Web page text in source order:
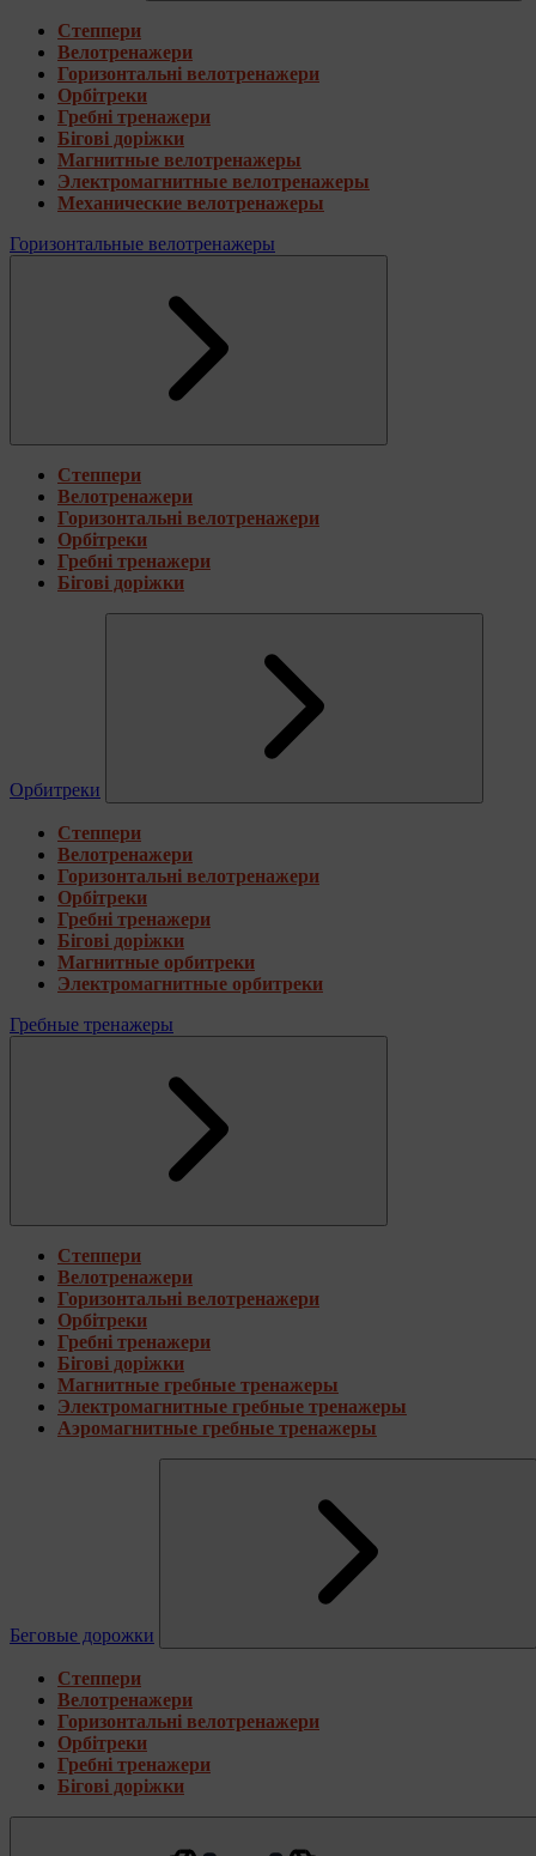
Степпери
Велотренажери
Горизонтальні велотренажери
Орбітреки
Гребні тренажери
Бігові доріжки
Магнитные велотренажеры
Электромагнитные велотренажеры
Механические велотренажеры
Горизонтальные велотренажеры
Степпери
Велотренажери
Горизонтальні велотренажери
Орбітреки
Гребні тренажери
Бігові доріжки
Орбитреки
Степпери
Велотренажери
Горизонтальні велотренажери
Орбітреки
Гребні тренажери
Бігові доріжки
Магнитные орбитреки
Электромагнитные орбитреки
Гребные тренажеры
Степпери
Велотренажери
Горизонтальні велотренажери
Орбітреки
Гребні тренажери
Бігові доріжки
Магнитные гребные тренажеры
Электромагнитные гребные тренажеры
Аэромагнитные гребные тренажеры
Беговые дорожки
Степпери
Велотренажери
Горизонтальні велотренажери
Орбітреки
Гребні тренажери
Бігові доріжки